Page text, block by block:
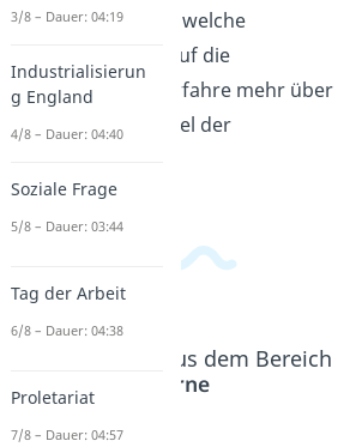
revolutionierten und welche
Auswirkungen dies auf die
Gesellschaft hatte. Erfahre mehr über
dieses wichtige Kapitel der
Beliebte Inhalte aus dem Bereich
Moderne
3/8 – Dauer: 04:19
Industrialisierun
g England
4/8 – Dauer: 04:40
Soziale Frage
5/8 – Dauer: 03:44
Tag der Arbeit
6/8 – Dauer: 04:38
Proletariat
7/8 – Dauer: 04:57